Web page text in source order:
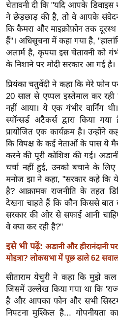
यं
ग
इं
डि
या
हि
त्य
ज
ग
त
ऑ
टो
व
र्ल्ड
न्यू
ज
फ
म
नो
रं
ज
न
चेतावनी दी कि "यदि आपके डिवाइस
ने छेड़छाड़ की है, तो वे आपके
कि कैमरा और माइक्रोफ़ोन तक
हैं"। अधिसूचना में कहा गया है,
अलार्म है, कृपया इस चेतावनी को
के निशाने पर मोदी सरकार आ गई है।
प्रियंका चतुर्वेदी ने कहा कि मेरे फोन
20 साल से एप्पल इस्तेमाल कर
नहीं आया। ये एक गंभीर वार्निंग
स्पॉन्सर्ड अटैकर्स द्वारा किया
प्रायोजित एक कार्यक्रम है।
कि विपक्ष के कई नेताओं के पास ये
करने की पूरी कोशिश की गई।
चर्चा नहीं हुई, उनको बचाने के
मनोज झा ने कहा, "सरकार कहे कि
है? आक्रामक राजनीति के तहत
देखना चाहते हैं कि कौन किससे बात
सरकार की ओर से सफाई आनी
वे क्या कर रही है?"
इसे भी पढ़ें: अडानी और हीरानंदानी
मोइत्रा? लोकसभा में पूछ डाले 62
सीताराम येचुरी ने कहा कि मुझे
जिसमें उल्लेख किया गया था कि
है और आपका फोन और सभी
निपटना मुश्किल है... गोपनीयता